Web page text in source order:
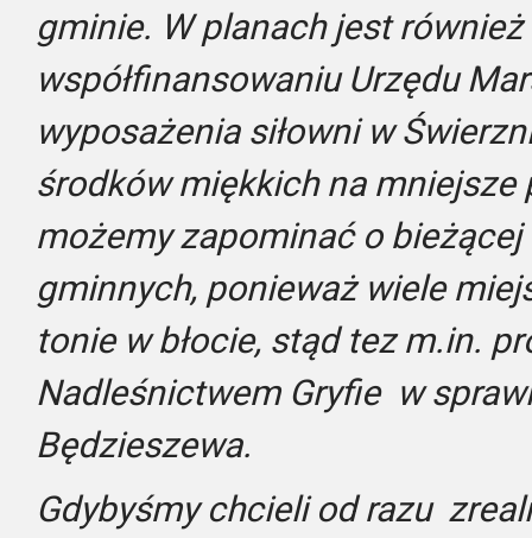
gminie. W planach jest
współfinansowaniu Urzędu
wyposażenia siłowni w
środków miękkich na mniejsze
możemy zapominać o
gminnych, ponieważ wiele
tonie w błocie, stąd tez m.in.
Nadleśnictwem Gryfie w
Będzieszewa.
Gdybyśmy chcieli od razu